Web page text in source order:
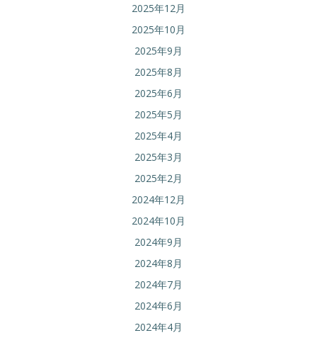
2025年12月
2025年10月
2025年9月
2025年8月
2025年6月
2025年5月
2025年4月
2025年3月
2025年2月
2024年12月
2024年10月
2024年9月
2024年8月
2024年7月
2024年6月
2024年4月